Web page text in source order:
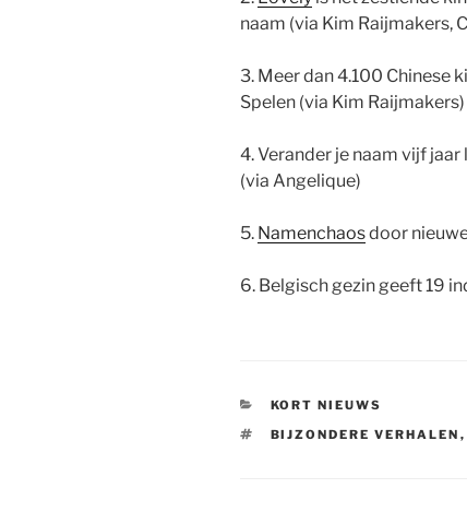
naam (via Kim Raijmakers,
3. Meer dan 4.100 Chinese
Spelen (via Kim Raijmakers)
4. Verander je naam vijf jaar
(via Angelique)
5. Namenchaosdoor
6. Belgisch gezin geeft 19
CATEGORIEËN
KORT NIEUWS
TAGS
BIJZONDERE VERHALEN ,